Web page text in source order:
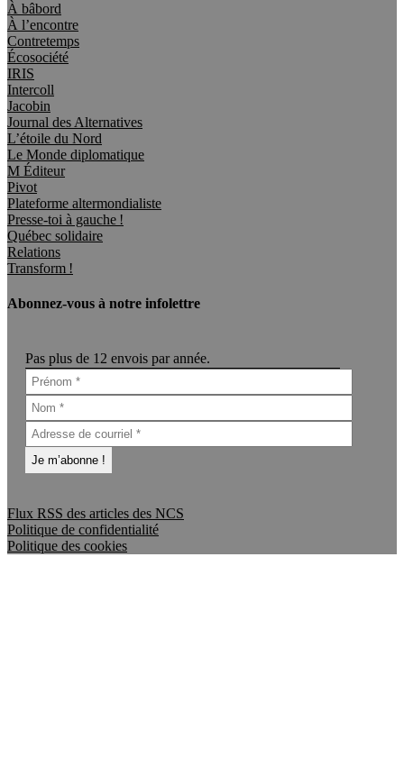
À bâbord
À l’encontre
Contretemps
Écosociété
IRIS
Intercoll
Jacobin
Journal des Alternatives
L’étoile du Nord
Le Monde diplomatique
M Éditeur
Pivot
Plateforme altermondialiste
Presse-toi à gauche !
Québec solidaire
Relations
Transform !
Abonnez-vous à notre infolettre
Pas plus de 12 envois par année.
Flux RSS des articles des NCS
Politique de confidentialité
Politique des cookies